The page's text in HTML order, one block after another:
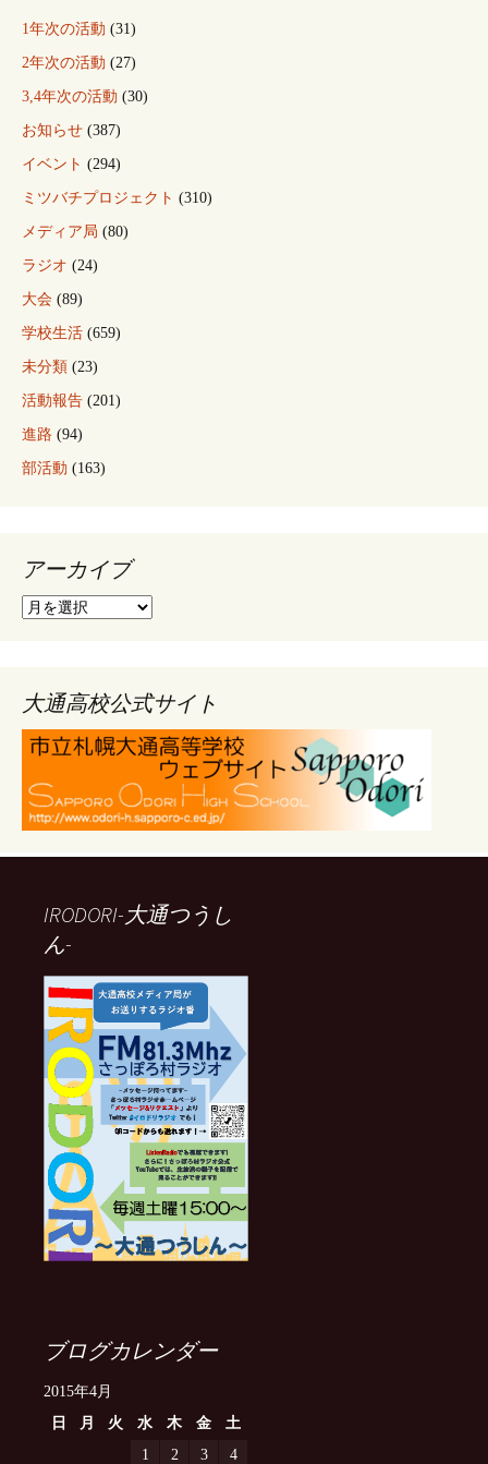
ン
1年次の活動 (31)
2年次の活動 (27)
3,4年次の活動 (30)
お知らせ (387)
イベント (294)
ミツバチプロジェクト (310)
メディア局 (80)
ラジオ (24)
大会 (89)
学校生活 (659)
未分類 (23)
活動報告 (201)
進路 (94)
部活動 (163)
アーカイブ
ア
ブ
大通高校公式サイト
IRODORI-大通つうし
ん-
ブログカレンダー
2015年4月
日
月 火 水 木 金
土
1
2 3 4